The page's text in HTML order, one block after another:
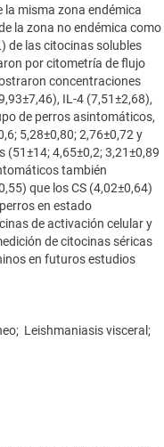
la misma zona endémica
la zona no endémica como
de las citocinas solubles
por citometría de flujo
concentraciones
IL-4 (7,51±2,68),
de perros asintomáticos,
5,28±0,80; 2,76±0,72 y
(51±14; 4,65±0,2; 3,21±0,89
también
que los CS (4,02±0,64)
en estado
de activación celular y
de citocinas séricas
en futuros estudios
Leishmaniasis visceral;